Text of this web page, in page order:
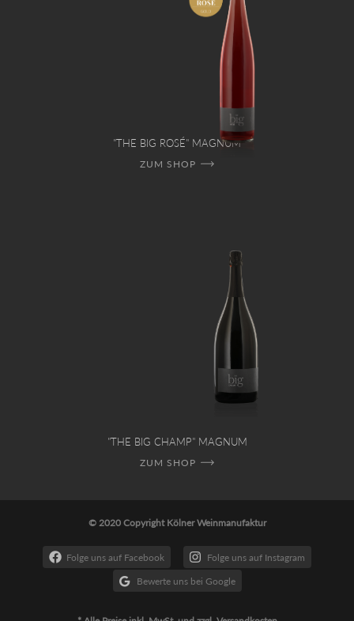
"THE BIG ROSÉ" MAGNUM
ZUM SHOP
"THE BIG CHAMP" MAGNUM
ZUM SHOP
© 2020 Copyright Kölner Weinmanufaktur
Folge uns auf Facebook
Folge uns auf Instagram
Bewerte uns bei Google